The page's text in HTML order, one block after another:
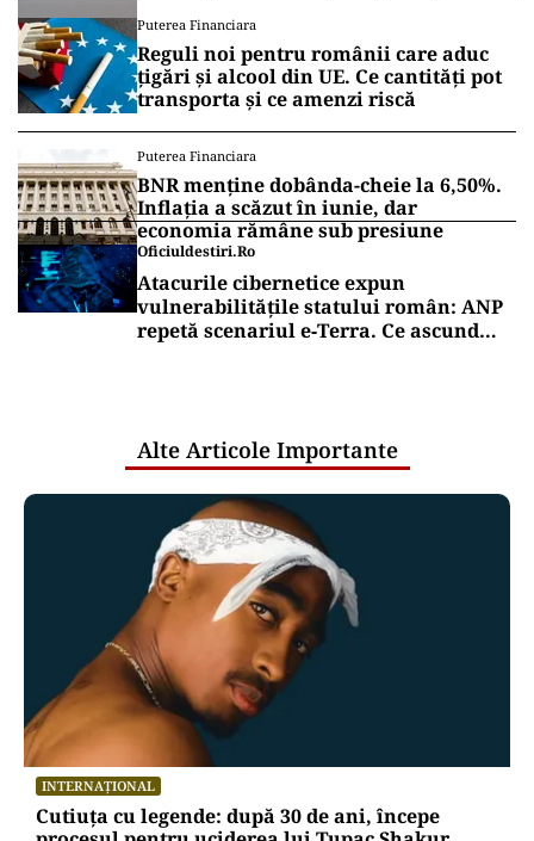
Puterea Financiara
Reguli noi pentru românii care aduc
țigări și alcool din UE. Ce cantități pot
transporta și ce amenzi riscă
Puterea Financiara
BNR menține dobânda-cheie la 6,50%.
Inflația a scăzut în iunie, dar
economia rămâne sub presiune
Oficiuldestiri.ro
Atacurile cibernetice expun
vulnerabilitățile statului român: ANP
repetă scenariul e‑Terra. Ce ascund
Alte Articole Importante
INTERNAȚIONAL
Cutiuța cu legende: după 30 de ani, începe